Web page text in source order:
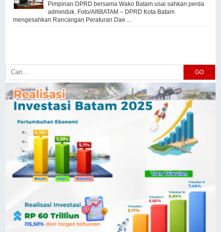
Pimpinan DPRD bersama Wako Batam usai sahkan perda
adminduk. Foto/AlfiBATAM – DPRD Kota Batam
mengesahkan Rancangan Peraturan Dae ...
GO